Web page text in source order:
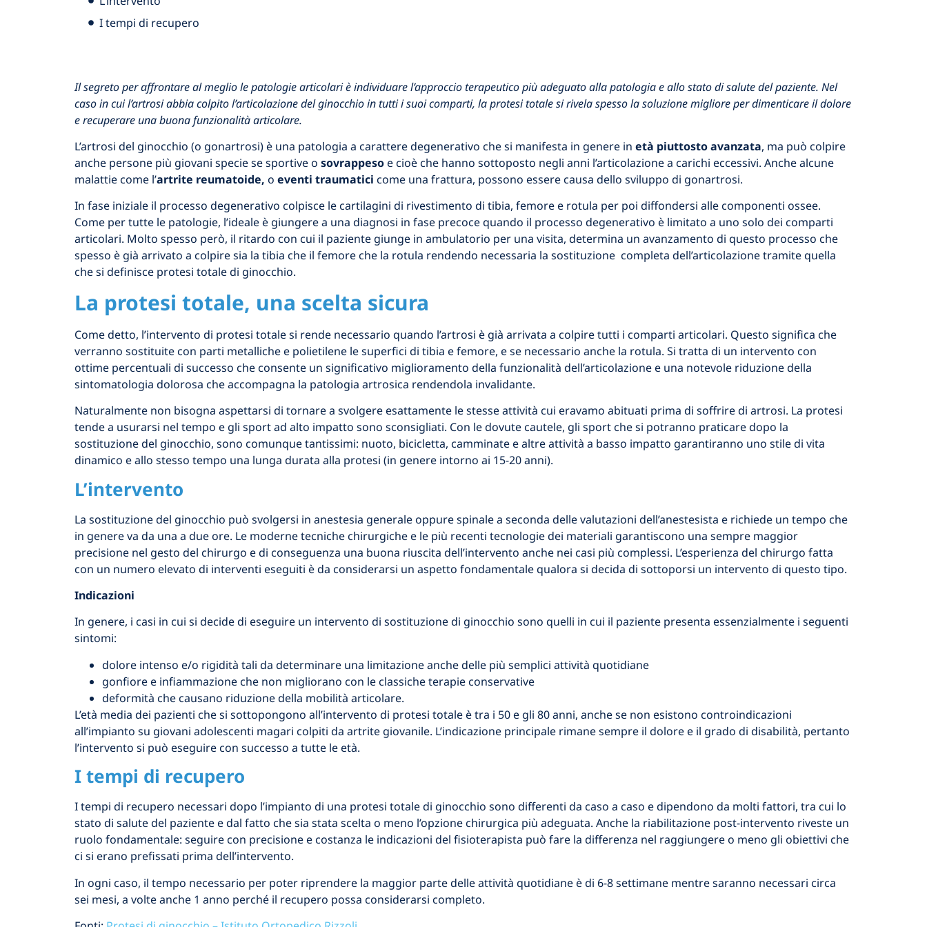
I tempi di recupero
Il segreto per affrontare al meglio le patologie articolari è individuare l’approccio terapeutico più adeguato alla patologia e allo stato di salute del paziente. Nel
caso in cui l’artrosi abbia colpito l’articolazione del ginocchio in tutti i suoi comparti, la protesi totale si rivela spesso la soluzione migliore per dimenticare il dolore
e recuperare una buona funzionalità articolare.
L’artrosi del ginocchio (o gonartrosi) è una patologia a carattere degenerativo che si manifesta in genere in età piuttosto avanzata, ma può colpire
anche persone più giovani specie se sportive o sovrappesoe cioè che hanno sottoposto negli anni l’articolazione a carichi eccessivi. Anche alcune
malattie come l’artrite reumatoide, o eventi traumatici come una frattura, possono essere causa dello sviluppo di gonartrosi.
In fase iniziale il processo degenerativo colpisce le cartilagini di rivestimento di tibia, femore e rotula per poi diffondersi alle componenti ossee.
Come per tutte le patologie, l’ideale è giungere a una diagnosi in fase precoce quando il processo degenerativo è limitato a uno solo dei comparti
articolari. Molto spesso però, il ritardo con cui il paziente giunge in ambulatorio per una visita, determina un avanzamento di questo processo che
spesso è già arrivato a colpire sia la tibia che il femore che la rotula rendendo necessaria la sostituzione completa dell’articolazione tramite quella
che si definisce protesi totale di ginocchio.
La protesi totale, una scelta sicura
Come detto, l’intervento di protesi totale si rende necessario quando l’artrosi è già arrivata a colpire tutti i comparti articolari. Questo significa che
verranno sostituite con parti metalliche e polietilene le superfici di tibia e femore, e se necessario anche la rotula. Si tratta di un intervento con
ottime percentuali di successo che consente un significativo miglioramento della funzionalità dell’articolazione e una notevole riduzione della
sintomatologia dolorosa che accompagna la patologia artrosica rendendola invalidante.
Naturalmente non bisogna aspettarsi di tornare a svolgere esattamente le stesse attività cui eravamo abituati prima di soffrire di artrosi. La protesi
tende a usurarsi nel tempo e gli sport ad alto impatto sono sconsigliati. Con le dovute cautele, gli sport che si potranno praticare dopo la
sostituzione del ginocchio, sono comunque tantissimi: nuoto, bicicletta, camminate e altre attività a basso impatto garantiranno uno stile di vita
dinamico e allo stesso tempo una lunga durata alla protesi (in genere intorno ai 15-20 anni).
L’intervento
La sostituzione del ginocchio può svolgersi in anestesia generale oppure spinale a seconda delle valutazioni dell’anestesista e richiede un tempo che
in genere va da una a due ore. Le moderne tecniche chirurgiche e le più recenti tecnologie dei materiali garantiscono una sempre maggior
precisione nel gesto del chirurgo e di conseguenza una buona riuscita dell’intervento anche nei casi più complessi. L’esperienza del chirurgo fatta
con un numero elevato di interventi eseguiti è da considerarsi un aspetto fondamentale qualora si decida di sottoporsi un intervento di questo tipo.
Indicazioni
In genere, i casi in cui si decide di eseguire un intervento di sostituzione di ginocchio sono quelli in cui il paziente presenta essenzialmente i seguenti
sintomi:
dolore intenso e/o rigidità tali da determinare una limitazione anche delle più semplici attività quotidiane
gonfiore e infiammazione che non migliorano con le classiche terapie conservative
deformità che causano riduzione della mobilità articolare.
L’età media dei pazienti che si sottopongono all’intervento di protesi totale è tra i 50 e gli 80 anni, anche se non esistono controindicazioni
all’impianto su giovani adolescenti magari colpiti da artrite giovanile. L’indicazione principale rimane sempre il dolore e il grado di disabilità, pertanto
l’intervento si può eseguire con successo a tutte le età.
I tempi di recupero
I tempi di recupero necessari dopo l’impianto di una protesi totale di ginocchio sono differenti da caso a caso e dipendono da molti fattori, tra cui lo
stato di salute del paziente e dal fatto che sia stata scelta o meno l’opzione chirurgica più adeguata. Anche la riabilitazione post-intervento riveste un
ruolo fondamentale: seguire con precisione e costanza le indicazioni del fisioterapista può fare la differenza nel raggiungere o meno gli obiettivi che
ci si erano prefissati prima dell’intervento.
In ogni caso, il tempo necessario per poter riprendere la maggior parte delle attività quotidiane è di 6-8 settimane mentre saranno necessari circa
sei mesi, a volte anche 1 anno perché il recupero possa considerarsi completo.